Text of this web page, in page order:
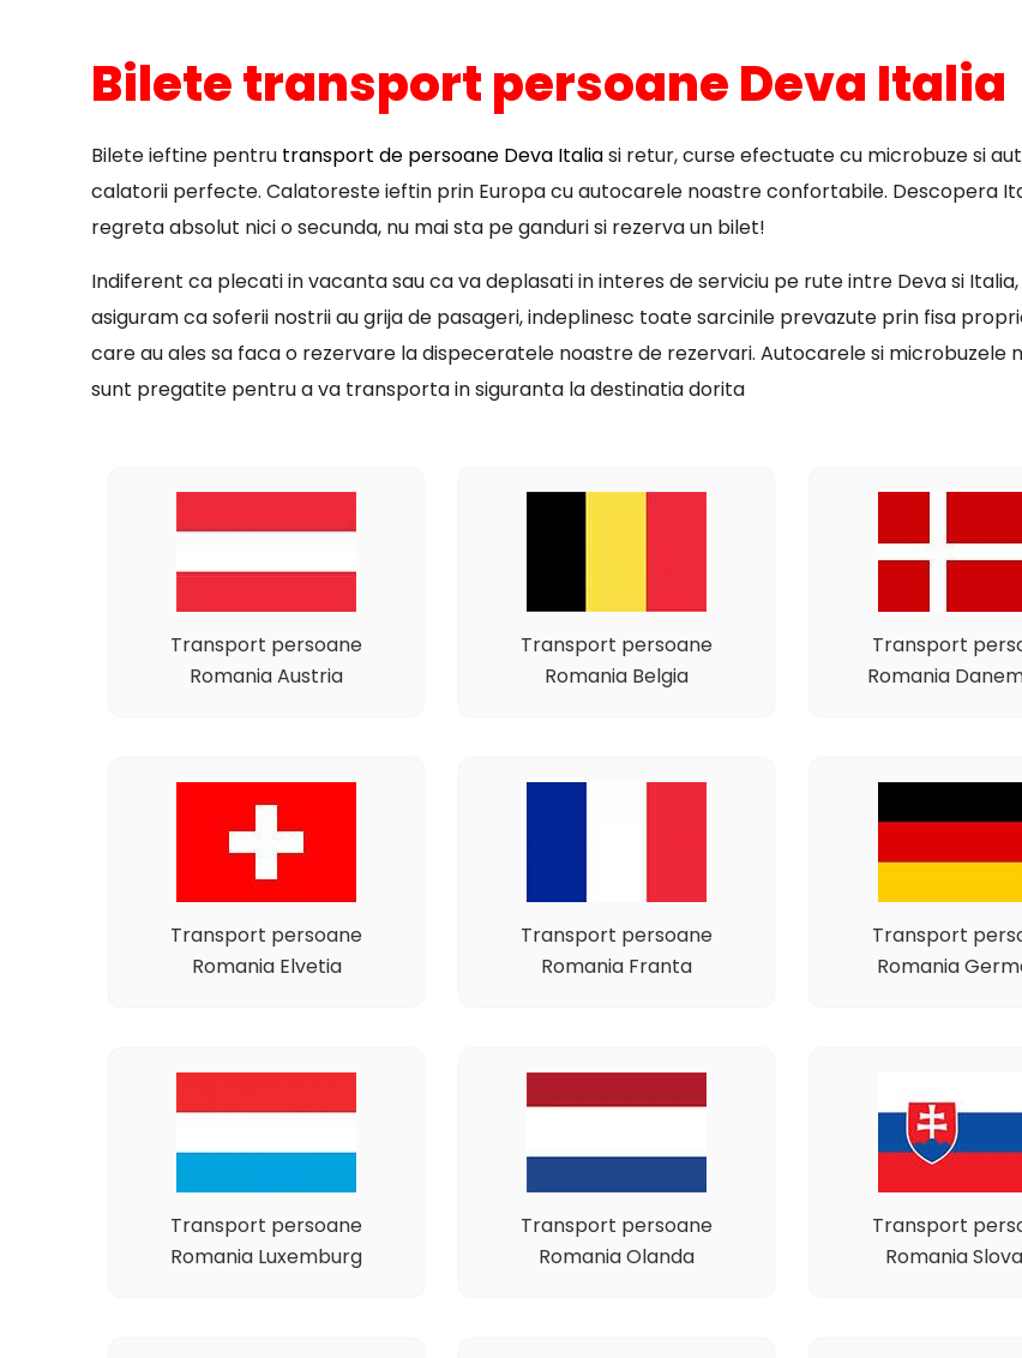
Bilete transport persoane Deva Italia
Bilete ieftine pentru transport de persoane Deva Italiasi retur, curse efectuate cu microbuze si
calatorii perfecte. Calatoreste ieftin prin Europa cu autocarele noastre confortabile. Descopera
regreta absolut nici o secunda, nu mai sta pe ganduri si rezerva un bilet!
Indiferent ca plecati in vacanta sau ca va deplasati in interes de serviciu pe rute intre Deva si
asiguram ca soferii nostrii au grija de pasageri, indeplinesc toate sarcinile prevazute prin fisa
care au ales sa faca o rezervare la dispeceratele noastre de rezervari. Autocarele si
sunt pregatite pentru a va transporta in siguranta la destinatia dorita
Transport persoane
Romania Austria
Transport persoane
Romania Belgia
Transport
Romania
Transport persoane
Romania Elvetia
Transport persoane
Romania Franta
Transport
Romania
Transport persoane
Romania Luxemburg
Transport persoane
Romania Olanda
Transport
Romania